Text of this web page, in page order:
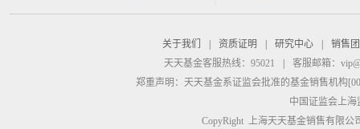
关于我们 资质证明 研究中心
销售
天天基金客服热线：95021
客服邮箱：
郑重声明： 天天基金系证监会批准的基金销售机构
中国证监会上
CopyRight 上海天天基金销售有限